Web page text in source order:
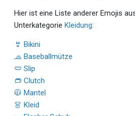
Hier ist eine Liste anderer Emojis
Unterkategorie Kleidung:
👙 Bikini
🧢 Baseballmütze
🩲 Slip
👝 Clutch
🧥 Mantel
👗 Kleid